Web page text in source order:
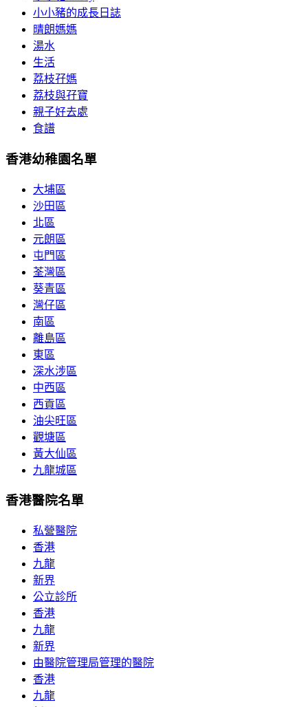
小小豬的成長日誌
晴朗媽媽
湯水
生活
荔枝孖媽
荔枝與孖寶
親子好去處
食譜
香港幼稚園名單
大埔區
沙田區
北區
元朗區
屯門區
荃灣區
葵青區
灣仔區
南區
離島區
東區
深水涉區
中西區
西貢區
油尖旺區
觀塘區
黃大仙區
九龍城區
香港醫院名單
私營醫院
香港
九龍
新界
公立診所
香港
九龍
新界
由醫院管理局管理的醫院
香港
九龍